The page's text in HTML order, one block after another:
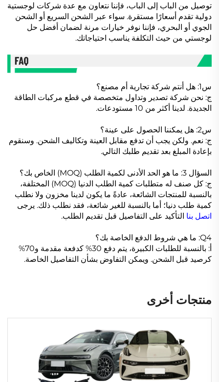
توصيل من الباب إلى الباب، فإننا نتعاون مع عدة شركات لوجستية
دولية تقدم أسعارًا مستقرة. سواء عبر الشحن السريع أو الشحن
الجوي أو البحري، فإننا نوفر خيارات مرنة لضمان أفضل حل
لوجستي من حيث التكلفة يناسب احتياجاتك.
س1: هل أنتم شركة تجارية أم مصنع؟
ج: نحن شركة تصدير وتداول متخصصة في قطع مركبات الطاقة
الجديدة. لدينا أكثر من 10 مستودعات.
س2: هل يمكننا الحصول على عينة؟
ج: نعم. ولكن يجب أن تدفع مقابل العينة وتكاليف الشحن. وسنقوم
بإعادة المبلغ بعد تقديم طلبك التالي.
السؤال 3: ما هو الحد الأدنى لكمية الطلب (MOQ) الخاص بك؟
ج: كل صنف له متطلبات كمية الطلب الدنيا (MOQ) المختلفة،
بالنسبة للمنتجات الشائعة، عادةً ما يكون لدينا مخزون ولا نطلب
كمية طلب دنيا؛ أما بالنسبة للغير شائعة، فقد نطلب ذلك. يرجى
اتصل بنا التأكيد على التفاصيل قبل تقديم الطلب.
Q4: ما هي شروط الدفع الخاصة بك؟
أ: بالنسبة للطلبات الكبيرة، يتم دفع 30% كدفعة مقدمة و70%
كرصيد قبل الشحن. ويمكن التفاوض بشأن التفاصيل الخاصة.
منتجات أخرى